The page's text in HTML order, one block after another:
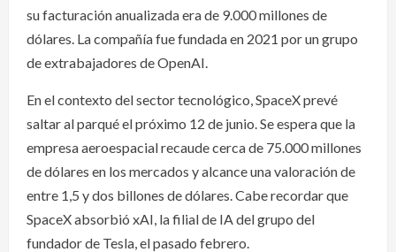
su facturación anualizada era de 9.000 millones de
dólares. La compañía fue fundada en 2021 por un grupo
de extrabajadores de OpenAI.
En el contexto del sector tecnológico, SpaceX prevé
saltar al parqué el próximo 12 de junio. Se espera que la
empresa aeroespacial recaude cerca de 75.000 millones
de dólares en los mercados y alcance una valoración de
entre 1,5 y dos billones de dólares. Cabe recordar que
SpaceX absorbió xAI, la filial de IA del grupo del
fundador de Tesla, el pasado febrero.